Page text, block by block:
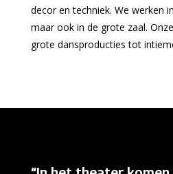
decor en techniek. We werken
maar ook in de grote zaal.
grote dansproducties tot